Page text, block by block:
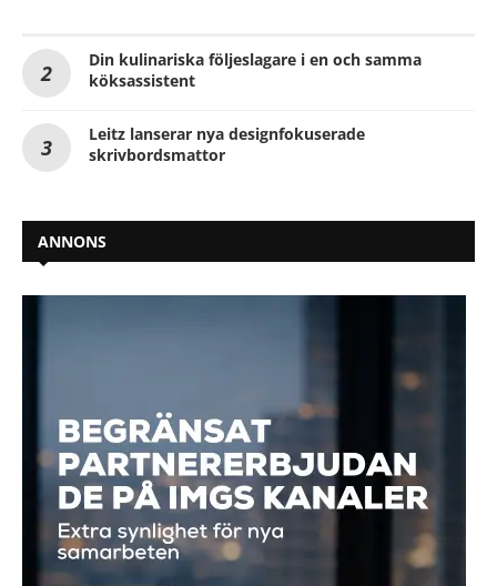
Din kulinariska följeslagare i en och samma
köksassistent
Leitz lanserar nya designfokuserade
skrivbordsmattor
ANNONS